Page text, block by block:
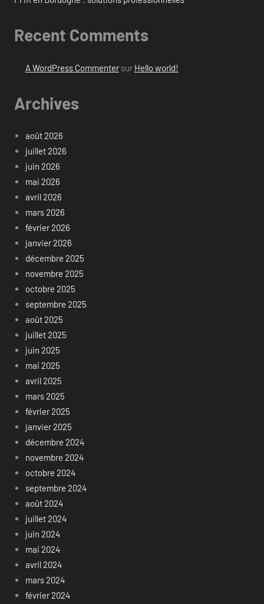
Recent Comments
A WordPress Commentersur Hello world!
Archives
août 2026
juillet 2026
juin 2026
mai 2026
avril 2026
mars 2026
février 2026
janvier 2026
décembre 2025
novembre 2025
octobre 2025
septembre 2025
août 2025
juillet 2025
juin 2025
mai 2025
avril 2025
mars 2025
février 2025
janvier 2025
décembre 2024
novembre 2024
octobre 2024
septembre 2024
août 2024
juillet 2024
juin 2024
mai 2024
avril 2024
mars 2024
février 2024